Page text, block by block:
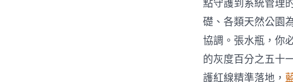
點守護到系統管理
礎、各類天然公園
協調。張水瓶，你
的灰度百分之五十
護紅線精準落地，